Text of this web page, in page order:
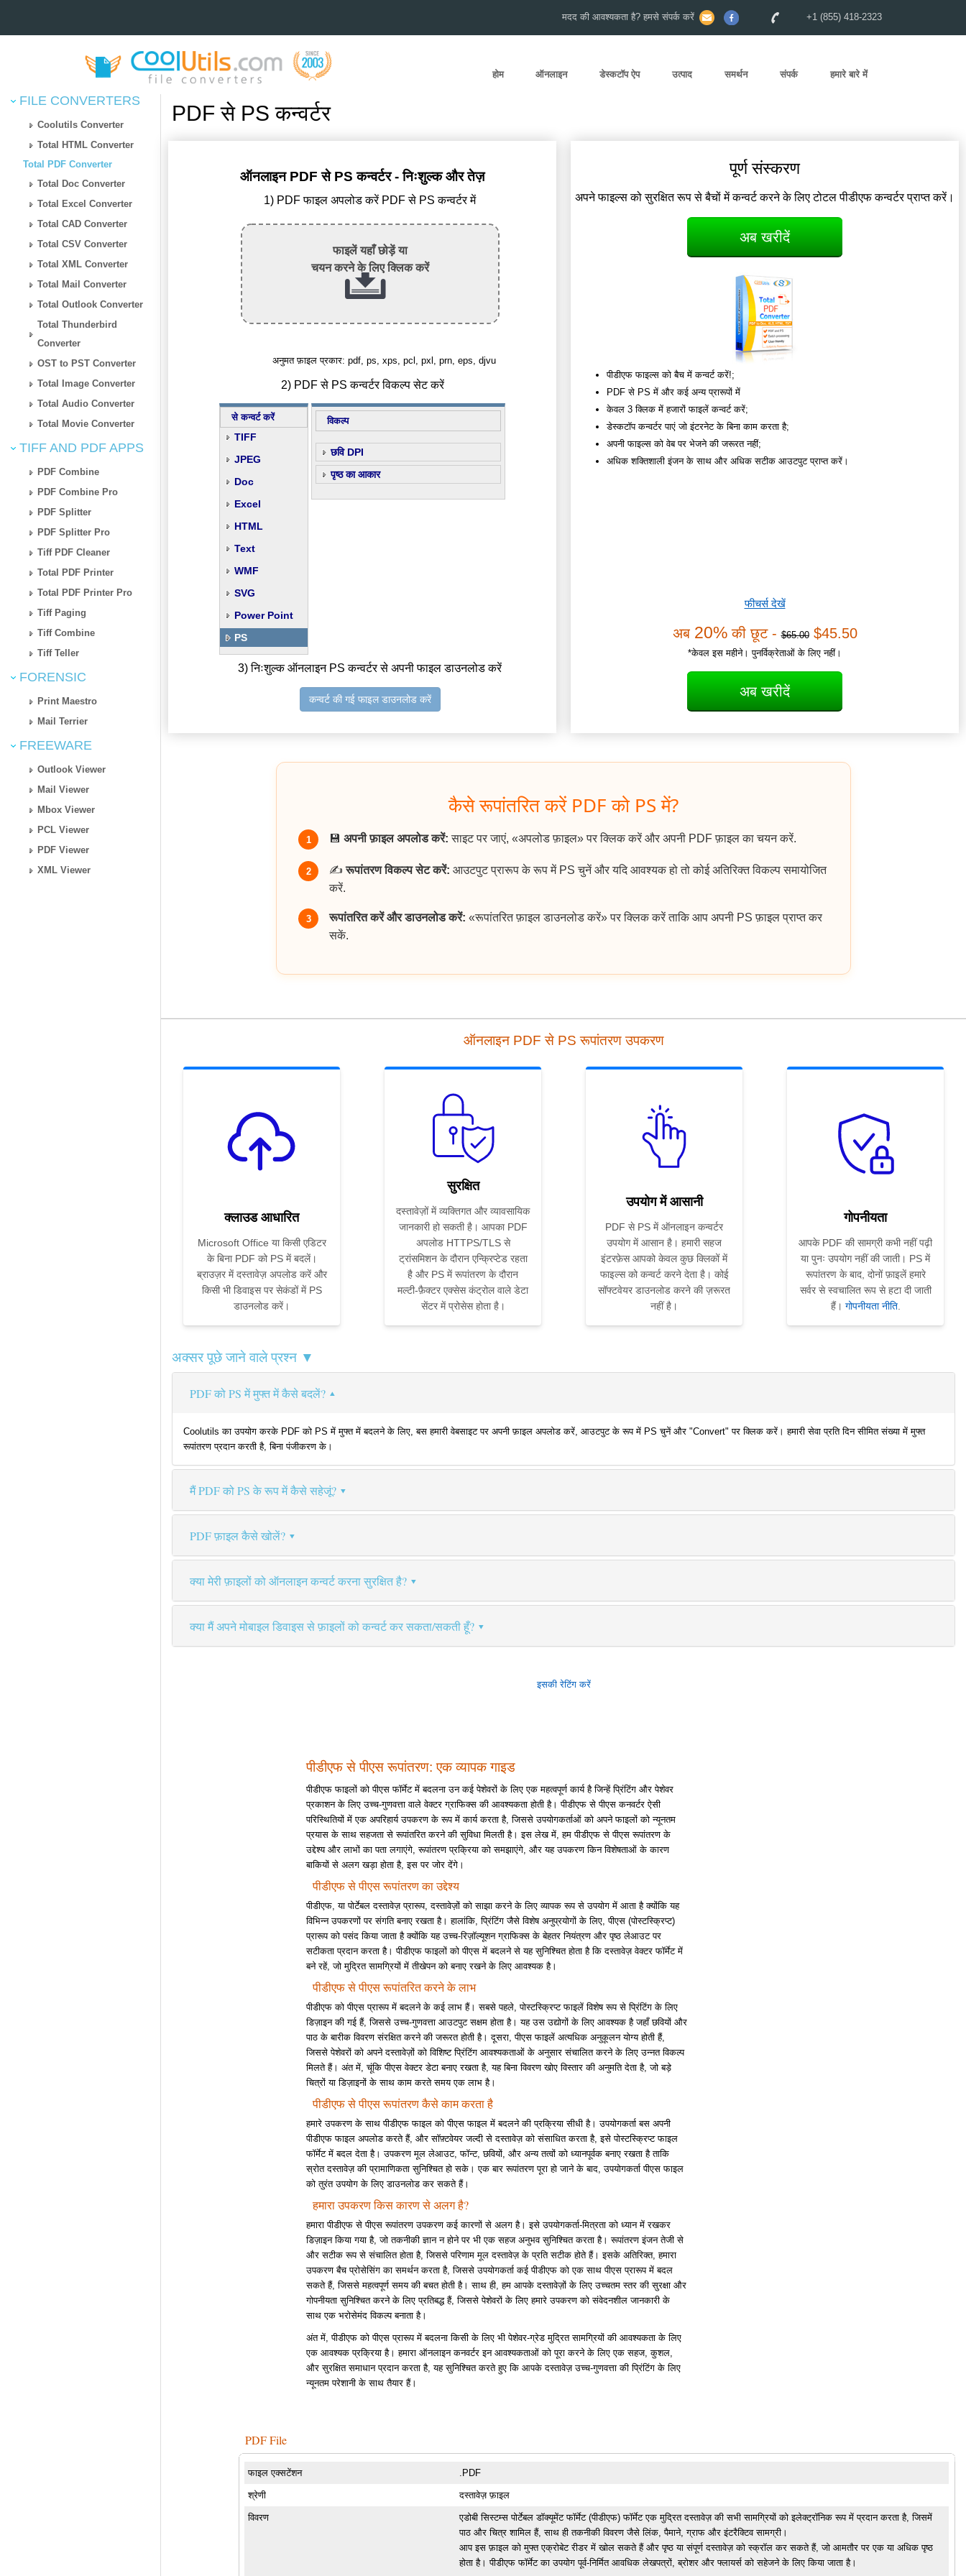
मदद की आवश्यकता है? हमसे संपर्क करें +1 (855) 418-2323
होम ऑनलाइन डेस्कटॉप ऐप उत्पाद समर्थन संपर्क हमारे बारे में
FILE CONVERTERS
Coolutils Converter
Total HTML Converter
Total PDF Converter
Total Doc Converter
Total Excel Converter
Total CAD Converter
Total CSV Converter
Total XML Converter
Total Mail Converter
Total Outlook Converter
Total Thunderbird
Converter
OST to PST Converter
Total Image Converter
Total Audio Converter
Total Movie Converter
TIFF AND PDF APPS
PDF Combine
PDF Combine Pro
PDF Splitter
PDF Splitter Pro
Tiff PDF Cleaner
Total PDF Printer
Total PDF Printer Pro
Tiff Paging
Tiff Combine
Tiff Teller
FORENSIC
Print Maestro
Mail Terrier
FREEWARE
Outlook Viewer
Mail Viewer
Mbox Viewer
PCL Viewer
PDF Viewer
XML Viewer
PDF से PS कन्वर्टर
ऑनलाइन PDF से PS कन्वर्टर - निःशुल्क और तेज़
1) PDF फाइल अपलोड करें PDF से PS कन्वर्टर में
फाइलें यहाँ छोड़ें या
चयन करने के लिए क्लिक करें
अनुमत फ़ाइल प्रकार: pdf, ps, xps, pcl, pxl, prn, eps, djvu
2) PDF से PS कन्वर्टर विकल्प सेट करें
से कन्वर्ट करें
TIFF
JPEG
Doc
Excel
HTML
Text
WMF
SVG
Power Point
PS
विकल्प
छवि DPI
पृष्ठ का आकार
3) निःशुल्क ऑनलाइन PS कन्वर्टर से अपनी फाइल डाउनलोड करें
कन्वर्ट की गई फाइल डाउनलोड करें
पूर्ण संस्करण
अपने फाइल्स को सुरक्षित रूप से बैचों में कन्वर्ट करने के लिए टोटल पीडीएफ कन्वर्टर प्राप्त करें।
अब खरीदें
पीडीएफ फाइल्स को बैच में कन्वर्ट करें!;
PDF से PS में और कई अन्य प्रारूपों में
केवल 3 क्लिक में हजारों फाइलें कन्वर्ट करें;
डेस्कटॉप कन्वर्टर पाएं जो इंटरनेट के बिना काम करता है;
अपनी फाइल्स को वेब पर भेजने की जरूरत नहीं;
अधिक शक्तिशाली इंजन के साथ और अधिक सटीक आउटपुट प्राप्त करें।
फीचर्स देखें
अब 20%की छूट -$65.00$45.50
*केवल इस महीने। पुनर्विक्रेताओं के लिए नहीं।
अब खरीदें
कैसे रूपांतरित करें PDF को PS में?
1 💾 अपनी फ़ाइल अपलोड करें: साइट पर जाएं, «अपलोड फ़ाइल» पर क्लिक करें और अपनी PDF फ़ाइल का चयन करें.
2 ✍️रूपांतरण विकल्प सेट करें: आउटपुट प्रारूप के रूप में PS चुनें और यदि आवश्यक हो तो कोई अतिरिक्त विकल्प समायोजित
करें.
3 रूपांतरित करें और डाउनलोड करें: «रूपांतरित फ़ाइल डाउनलोड करें» पर क्लिक करें ताकि आप अपनी PS फ़ाइल प्राप्त कर
सकें.
ऑनलाइन PDF से PS रूपांतरण उपकरण
क्लाउड आधारित
Microsoft Office या किसी एडिटर
के बिना PDF को PS में बदलें।
ब्राउज़र में दस्तावेज़ अपलोड करें और
किसी भी डिवाइस पर सेकंडों में PS
डाउनलोड करें।
सुरक्षित
दस्तावेज़ों में व्यक्तिगत और व्यावसायिक
जानकारी हो सकती है। आपका PDF
अपलोड HTTPS/TLS से
ट्रांसमिशन के दौरान एन्क्रिप्टेड रहता
है और PS में रूपांतरण के दौरान
मल्टी-फ़ैक्टर एक्सेस कंट्रोल वाले डेटा
सेंटर में प्रोसेस होता है।
उपयोग में आसानी
PDF से PS में ऑनलाइन कन्वर्टर
उपयोग में आसान है। हमारी सहज
इंटरफ़ेस आपको केवल कुछ क्लिकों में
फाइल्स को कन्वर्ट करने देता है। कोई
सॉफ्टवेयर डाउनलोड करने की ज़रूरत
नहीं है।
गोपनीयता
आपके PDF की सामग्री कभी नहीं पढ़ी
या पुनः उपयोग नहीं की जाती। PS में
रूपांतरण के बाद, दोनों फ़ाइलें हमारे
सर्वर से स्वचालित रूप से हटा दी जाती
हैं। गोपनीयता नीति.
अक्सर पूछे जाने वाले प्रश्न ▼
PDF को PS में मुफ्त में कैसे बदलें?
Coolutils का उपयोग करके PDF को PS में मुफ्त में बदलने के लिए, बस हमारी वेबसाइट पर अपनी फ़ाइल अपलोड करें, आउटपुट के रूप में PS चुनें और "Convert" पर क्लिक करें। हमारी सेवा प्रति दिन सीमित संख्या में मुफ्त
रूपांतरण प्रदान करती है, बिना पंजीकरण के।
मैं PDF को PS के रूप में कैसे सहेजूं?
PDF फ़ाइल कैसे खोलें?
क्या मेरी फ़ाइलों को ऑनलाइन कन्वर्ट करना सुरक्षित है?
क्या मैं अपने मोबाइल डिवाइस से फ़ाइलों को कन्वर्ट कर सकता/सकती हूँ?
इसकी रेटिंग करें
पीडीएफ से पीएस रूपांतरण: एक व्यापक गाइड
पीडीएफ फाइलों को पीएस फॉर्मेट में बदलना उन कई पेशेवरों के लिए एक महत्वपूर्ण कार्य है जिन्हें प्रिंटिंग और पेशेवर
प्रकाशन के लिए उच्च-गुणवत्ता वाले वेक्टर ग्राफिक्स की आवश्यकता होती है। पीडीएफ से पीएस कनवर्टर ऐसी
परिस्थितियों में एक अपरिहार्य उपकरण के रूप में कार्य करता है, जिससे उपयोगकर्ताओं को अपने फाइलों को न्यूनतम
प्रयास के साथ सहजता से रूपांतरित करने की सुविधा मिलती है। इस लेख में, हम पीडीएफ से पीएस रूपांतरण के
उद्देश्य और लाभों का पता लगाएंगे, रूपांतरण प्रक्रिया को समझाएंगे, और यह उपकरण किन विशेषताओं के कारण
बाकियों से अलग खड़ा होता है, इस पर जोर देंगे।
पीडीएफ से पीएस रूपांतरण का उद्देश्य
पीडीएफ, या पोर्टेबल दस्तावेज़ प्रारूप, दस्तावेज़ों को साझा करने के लिए व्यापक रूप से उपयोग में आता है क्योंकि यह
विभिन्न उपकरणों पर संगति बनाए रखता है। हालांकि, प्रिंटिंग जैसे विशेष अनुप्रयोगों के लिए, पीएस (पोस्टस्क्रिप्ट)
प्रारूप को पसंद किया जाता है क्योंकि यह उच्च-रिज़ॉल्यूशन ग्राफिक्स के बेहतर नियंत्रण और पृष्ठ लेआउट पर
सटीकता प्रदान करता है। पीडीएफ फाइलों को पीएस में बदलने से यह सुनिश्चित होता है कि दस्तावेज़ वेक्टर फॉर्मेट में
बने रहें, जो मुद्रित सामग्रियों में तीखेपन को बनाए रखने के लिए आवश्यक है।
पीडीएफ से पीएस रूपांतरित करने के लाभ
पीडीएफ को पीएस प्रारूप में बदलने के कई लाभ हैं। सबसे पहले, पोस्टस्क्रिप्ट फाइलें विशेष रूप से प्रिंटिंग के लिए
डिज़ाइन की गई हैं, जिससे उच्च-गुणवत्ता आउटपुट सक्षम होता है। यह उस उद्योगों के लिए आवश्यक है जहाँ छवियों और
पाठ के बारीक विवरण संरक्षित करने की जरूरत होती है। दूसरा, पीएस फाइलें अत्यधिक अनुकूलन योग्य होती हैं,
जिससे पेशेवरों को अपने दस्तावेज़ों को विशिष्ट प्रिंटिंग आवश्यकताओं के अनुसार संचालित करने के लिए उन्नत विकल्प
मिलते हैं। अंत में, चूंकि पीएस वेक्टर डेटा बनाए रखता है, यह बिना विवरण खोए विस्तार की अनुमति देता है, जो बड़े
चित्रों या डिज़ाइनों के साथ काम करते समय एक लाभ है।
पीडीएफ से पीएस रूपांतरण कैसे काम करता है
हमारे उपकरण के साथ पीडीएफ फाइल को पीएस फाइल में बदलने की प्रक्रिया सीधी है। उपयोगकर्ता बस अपनी
पीडीएफ फाइल अपलोड करते हैं, और सॉफ़्टवेयर जल्दी से दस्तावेज़ को संसाधित करता है, इसे पोस्टस्क्रिप्ट फाइल
फॉर्मेट में बदल देता है। उपकरण मूल लेआउट, फॉन्ट, छवियों, और अन्य तत्वों को ध्यानपूर्वक बनाए रखता है ताकि
स्रोत दस्तावेज़ की प्रामाणिकता सुनिश्चित हो सके। एक बार रूपांतरण पूरा हो जाने के बाद, उपयोगकर्ता पीएस फाइल
को तुरंत उपयोग के लिए डाउनलोड कर सकते हैं।
हमारा उपकरण किस कारण से अलग है?
हमारा पीडीएफ से पीएस रूपांतरण उपकरण कई कारणों से अलग है। इसे उपयोगकर्ता-मित्रता को ध्यान में रखकर
डिज़ाइन किया गया है, जो तकनीकी ज्ञान न होने पर भी एक सहज अनुभव सुनिश्चित करता है। रूपांतरण इंजन तेजी से
और सटीक रूप से संचालित होता है, जिससे परिणाम मूल दस्तावेज़ के प्रति सटीक होते हैं। इसके अतिरिक्त, हमारा
उपकरण बैच प्रोसेसिंग का समर्थन करता है, जिससे उपयोगकर्ता कई पीडीएफ को एक साथ पीएस प्रारूप में बदल
सकते हैं, जिससे महत्वपूर्ण समय की बचत होती है। साथ ही, हम आपके दस्तावेज़ों के लिए उच्चतम स्तर की सुरक्षा और
गोपनीयता सुनिश्चित करने के लिए प्रतिबद्ध हैं, जिससे पेशेवरों के लिए हमारे उपकरण को संवेदनशील जानकारी के
साथ एक भरोसेमंद विकल्प बनाता है।
अंत में, पीडीएफ को पीएस प्रारूप में बदलना किसी के लिए भी पेशेवर-ग्रेड मुद्रित सामग्रियों की आवश्यकता के लिए
एक आवश्यक प्रक्रिया है। हमारा ऑनलाइन कनवर्टर इन आवश्यकताओं को पूरा करने के लिए एक सहज, कुशल,
और सुरक्षित समाधान प्रदान करता है, यह सुनिश्चित करते हुए कि आपके दस्तावेज़ उच्च-गुणवत्ता की प्रिंटिंग के लिए
न्यूनतम परेशानी के साथ तैयार हैं।
PDF File
फाइल एक्सटेंशन .PDF
श्रेणी दस्तावेज़ फ़ाइल
विवरण
एडोबी सिस्टम्स पोर्टेबल डॉक्यूमेंट फॉर्मेट (पीडीएफ) फॉर्मेट एक मुद्रित दस्तावेज़ की सभी सामग्रियों को इलेक्ट्रॉनिक रूप में प्रदान करता है, जिसमें
पाठ और चित्र शामिल हैं, साथ ही तकनीकी विवरण जैसे लिंक, पैमाने, ग्राफ और इंटरैक्टिव सामग्री।
आप इस फ़ाइल को मुफ्त एक्रोबेट रीडर में खोल सकते हैं और पृष्ठ या संपूर्ण दस्तावेज़ को स्क्रॉल कर सकते हैं, जो आमतौर पर एक या अधिक पृष्ठ
होता है। पीडीएफ फॉर्मेट का उपयोग पूर्व-निर्मित आवधिक लेखपत्रों, ब्रोशर और फ्लायर्स को सहेजने के लिए किया जाता है।